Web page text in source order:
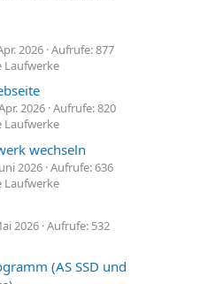
2026 Aufrufe: 877
Laufwerke
2026 Aufrufe: 820
Laufwerke
wechseln
2026 Aufrufe: 636
Laufwerke
2026 Aufrufe: 532
(AS SSD und